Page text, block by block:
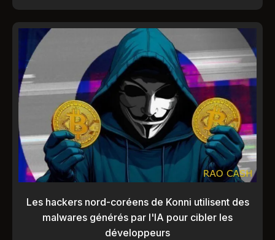
Les hackers nord-coréens de Konni utilisent des
malwares générés par l'IA pour cibler les
développeurs